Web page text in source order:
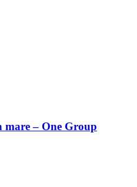
mare – One Group